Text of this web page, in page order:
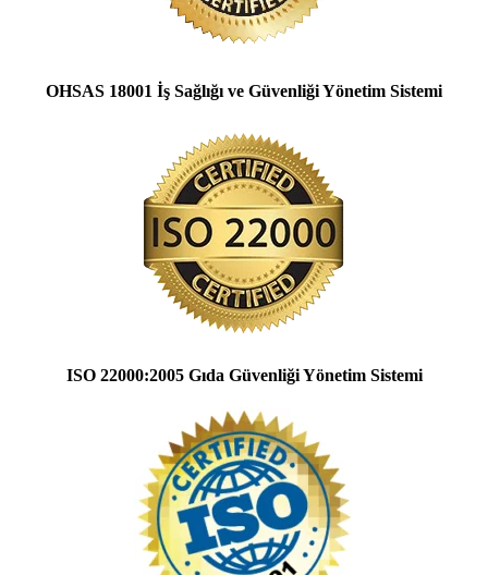
OHSAS 18001 İş Sağlığı ve Güvenliği Yönetim Sistemi
ISO 22000:2005 Gıda Güvenliği Yönetim Sistemi